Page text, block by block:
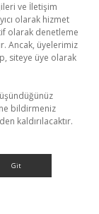
ve İletişim
olarak hizmet
olarak denetleme
Ancak, üyelerimiz
siteye üye olarak
bildirmeniz
kaldırılacaktır.